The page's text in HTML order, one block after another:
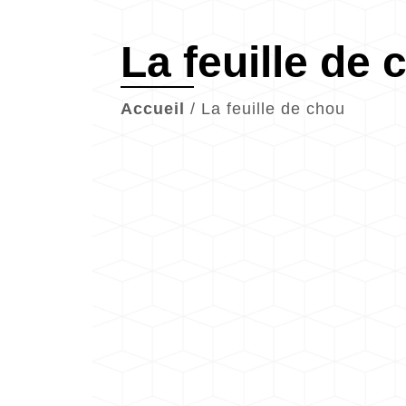
La feuille de
Accueil / La feuille de chou